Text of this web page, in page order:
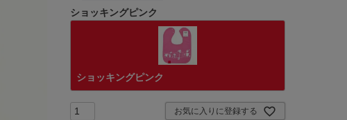
ショッキングピンク
ショッキングピンク
お気に入りに登録する